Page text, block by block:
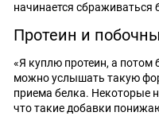
начинается сбраживаться
Протеин и
«Я куплю протеин, а потом
можно услышать такую
приема белка. Некоторые
что такие добавки